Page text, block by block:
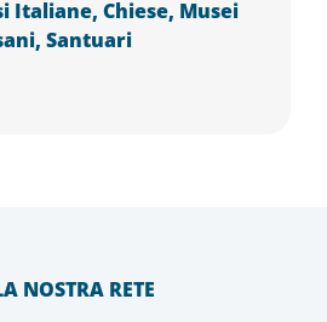
Italiane, Chiese, Musei
Santuari
NOSTRA RETE